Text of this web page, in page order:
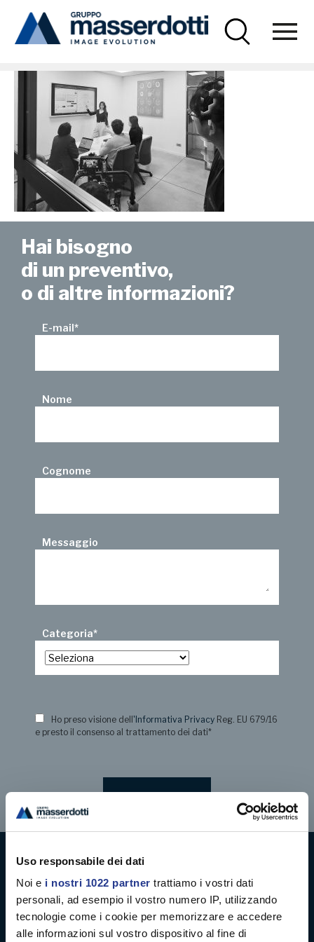
Uso responsabile dei dati
Noi e i nostri 1022 partner trattiamo i vostri dati
personali, ad esempio il vostro numero IP, utilizzando
tecnologie come i cookie per memorizzare e accedere
alle informazioni sul vostro dispositivo al fine di
Hai bisogno
di un preventivo,
o di altre informazioni?
E-mail*
Nome
Cognome
Messaggio
Categoria*
Ho preso visione dell 'Informativa Privacy Reg. EU 679/16
e presto il consenso al trattamento dei dati*
Digital decoration
Digital signage